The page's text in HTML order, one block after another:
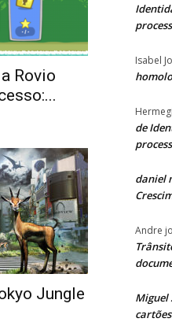
Rovio
Jungle
Isabel
de
daniel
Andre
Miguel